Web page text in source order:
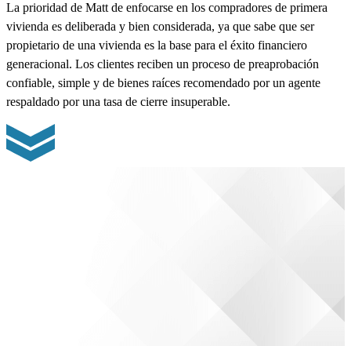
La prioridad de Matt de enfocarse en los compradores de primera
vivienda es deliberada y bien considerada, ya que sabe que ser
propietario de una vivienda es la base para el éxito financiero
generacional. Los clientes reciben un proceso de preaprobación
confiable, simple y de bienes raíces recomendado por un agente
respaldado por una tasa de cierre insuperable.